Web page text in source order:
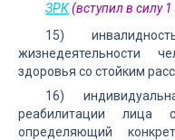
ЗРК(вступил в силу
15)
жизнедеятельности
здоровья со стойким
16)
реабилитации лица
определяющий